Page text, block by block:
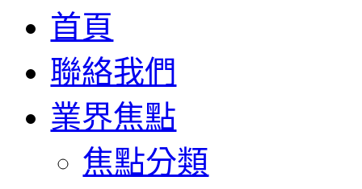
首頁
聯絡我們
業界焦點
焦點分類